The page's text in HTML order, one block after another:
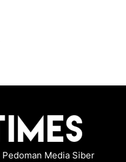
Pedoman Media Siber